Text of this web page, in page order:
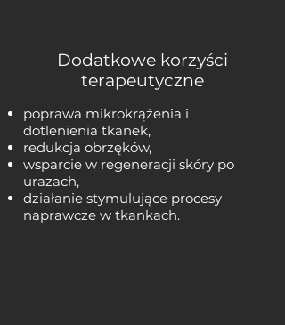
Dodatkowe korzyści
terapeutyczne
poprawa mikrokrążenia i
dotlenienia tkanek,
redukcja obrzęków,
wsparcie w regeneracji skóry po
urazach,
działanie stymulujące procesy
naprawcze w tkankach.